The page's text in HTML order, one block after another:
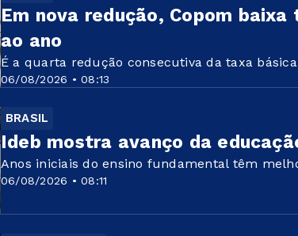
06/08/2026 • 08:13
Em nova redução, Copom
ao ano
É a quarta redução consecutiva da taxa
BRASIL
06/08/2026 • 08:11
Ideb mostra avanço da
Anos iniciais do ensino fundamental têm